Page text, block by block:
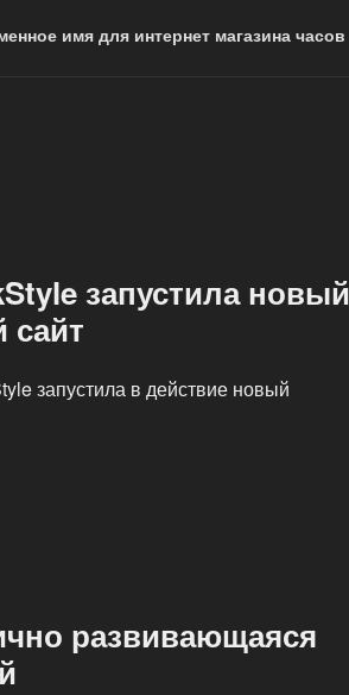
имя для интернет магазина часов
запустила новый
сайт
запустила в действие новый
развивающаяся